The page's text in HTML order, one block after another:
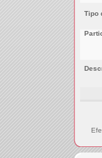
Tipo